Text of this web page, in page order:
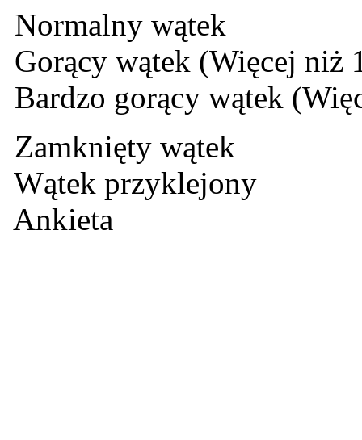
Normalny wątek
Gorący wątek (Więcej niż
Bardzo gorący wątek
Zamknięty wątek
Wątek przyklejony
Ankieta